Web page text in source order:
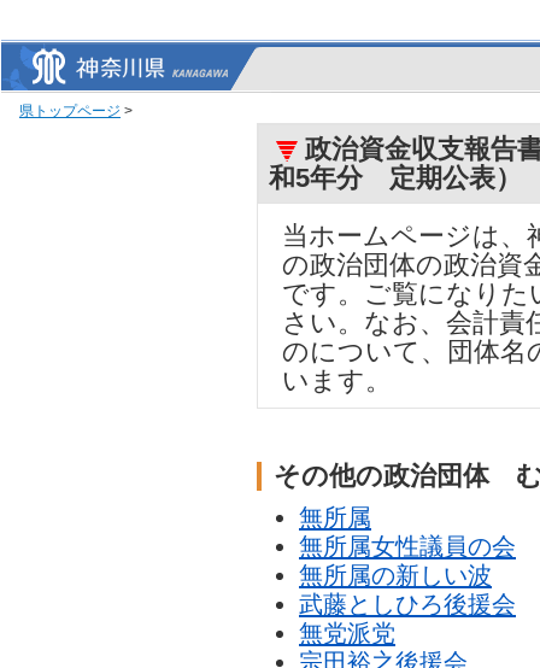
県トップページ >
政治資金収支報告
和5年分 定期公表）
当ホームページは、
の政治団体の政治資
です。ご覧になりた
さい。なお、会計責
のについて、団体名
います。
その他の政治団体
無所属
無所属女性議員の会
無所属の新しい波
武藤としひろ後援会
無党派党
宗田裕之後援会